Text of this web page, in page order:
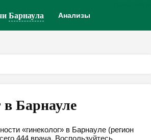
Барнаула Анализы
Барнауле
«гинеколог» в Барнауле (регион
444 врача. Воспользуйтесь